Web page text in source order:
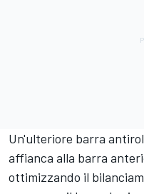
Un'ulteriore barra
affianca alla barra
ottimizzando il